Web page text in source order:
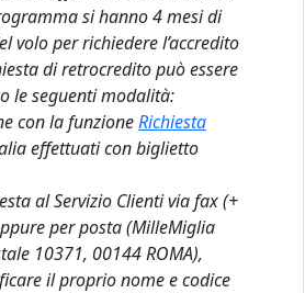
si hanno 4 mesi di
volo per richiedere l’accredito
di retrocredito può essere
le seguenti modalità:
con la funzioneRichiesta
effettuati con biglietto
al Servizio Clienti via fax (+
per posta (MilleMiglia
10371, 00144 ROMA),
il proprio nome e codice